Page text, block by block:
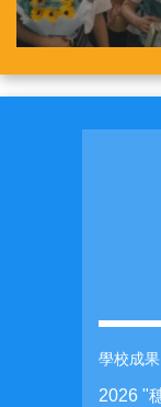
學校成果
2026 "